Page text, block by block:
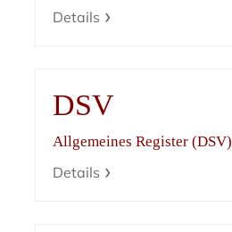
Details
DSV
Allgemeines Register (DSV)
Details